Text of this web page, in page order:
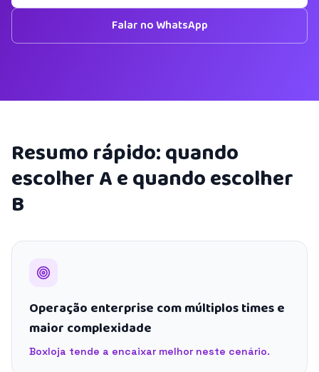
Falar no WhatsApp
Resumo rápido: quando
escolher A e quando escolher
B
Operação enterprise com múltiplos times e
maior complexidade
Boxloja tende a encaixar melhor neste cenário.